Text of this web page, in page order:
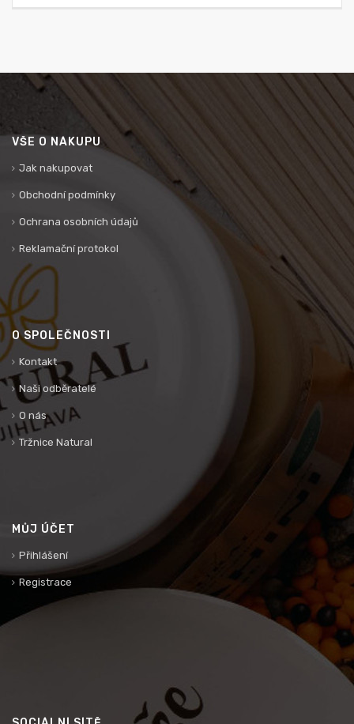
VŠE O NÁKUPU
Jak nakupovat
Obchodní podmínky
Ochrana osobních údajů
Reklamační protokol
O SPOLEČNOSTI
Kontakt
Naši odběratelé
O nás
Tržnice Natural
MŮJ ÚČET
Přihlášení
Registrace